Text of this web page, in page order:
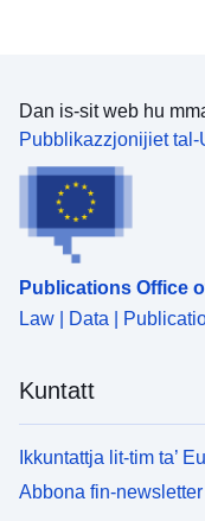
Identifikaturi:
uriRef:
Perjodiċità tad-
Dan is-sit web hu
Pubblikazzjonijiet
Publications Office
Law | Data |
Kuntatt
Ikkuntattja lit-tim ta’
Abbona fin-newsletter